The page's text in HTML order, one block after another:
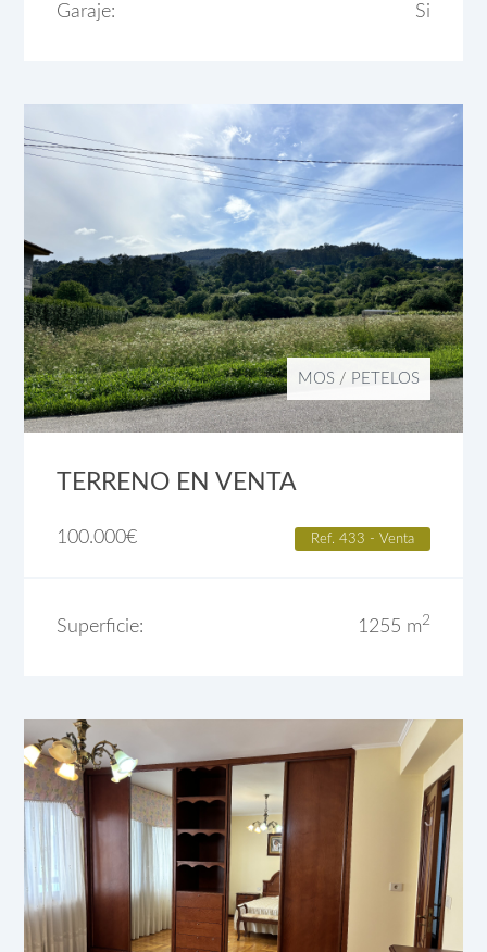
Garaje: Si
MOS/ PETELOS
TERRENO EN VENTA
100.000€ Ref. 433 - Venta
Superficie: 1255 m2